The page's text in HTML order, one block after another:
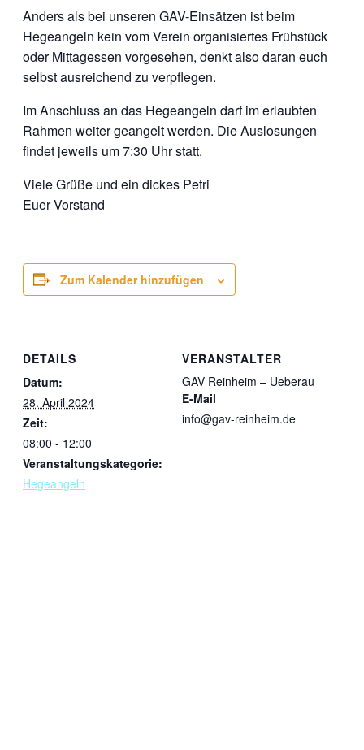
Anders als bei unseren GAV-Einsätzen ist beim
Hegeangeln kein vom Verein organisiertes Frühstück
oder Mittagessen vorgesehen, denkt also daran euch
selbst ausreichend zu verpflegen.
Im Anschluss an das Hegeangeln darf im erlaubten
Rahmen weiter geangelt werden. Die Auslosungen
findet jeweils um 7:30 Uhr statt.
Viele Grüße und ein dickes Petri
Euer Vorstand
Zum Kalender hinzufügen
DETAILS
Datum:
28. April 2024
Zeit:
08:00 - 12:00
Veranstaltungskategorie:
Hegeangeln
VERANSTALTER
GAV Reinheim – Ueberau
E-Mail
info@gav-reinheim.de